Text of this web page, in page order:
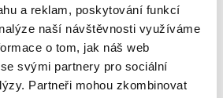
a reklam, poskytování funkcí
naší návštěvnosti využíváme
o tom, jak náš web
svými partnery pro sociální
Partneři mohou zkombinovat